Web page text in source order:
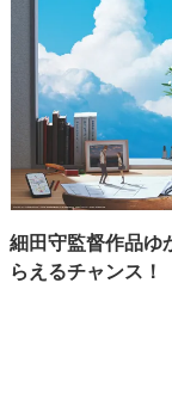
細田守監督作品ゆ
らえるチャンス！